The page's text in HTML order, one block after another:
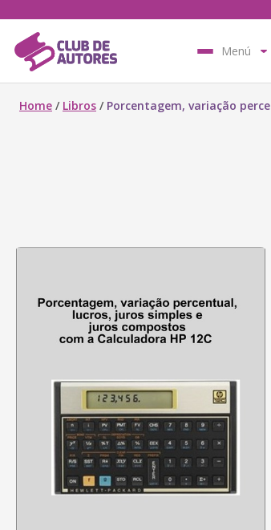
Menú
Home / Libros / Porcentagem, variação